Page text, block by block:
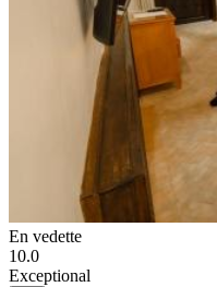
En vedette
10.0
Exceptional